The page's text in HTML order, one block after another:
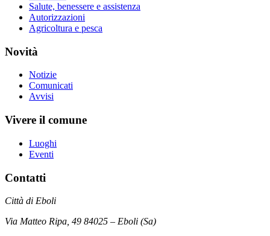
Salute, benessere e assistenza
Autorizzazioni
Agricoltura e pesca
Novità
Notizie
Comunicati
Avvisi
Vivere il comune
Luoghi
Eventi
Contatti
Città di Eboli
Via Matteo Ripa, 49 84025 – Eboli (Sa)